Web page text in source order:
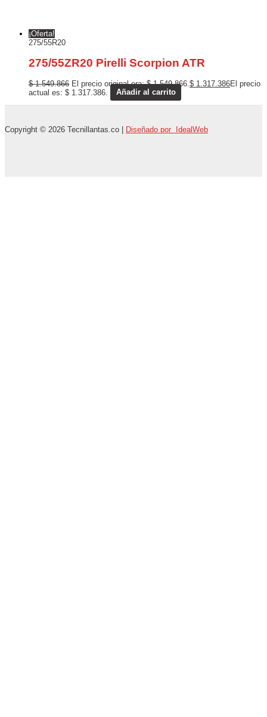
¡Oferta!
275/55R20
275/55ZR20 Pirelli Scorpion ATR
$1.549.866 El precio original era: $ 1.549.866. $ 1.317.386El precio
actual es: $ 1.317.386.
Añadir al carrito
Copyright © 2026 Tecnillantas.co | Diseñado por IdealWeb